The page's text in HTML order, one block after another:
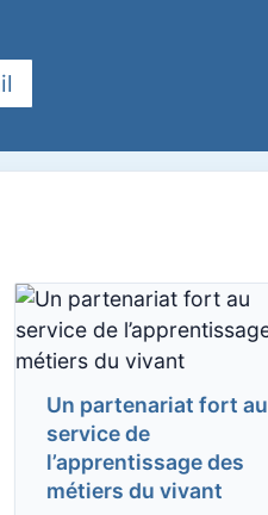
Un partenariat fort au
service de
l’apprentissage des
métiers du vivant